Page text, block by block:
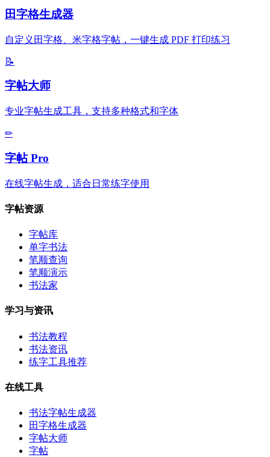
田字格生成器
自定义田字格、米字格字帖，一键生成 PDF 打印练习
📝
字帖大师
专业字帖生成工具，支持多种格式和字体
✏
字帖 Pro
在线字帖生成，适合日常练字使用
字帖资源
字帖库
单字书法
笔顺查询
笔顺演示
书法家
学习与资讯
书法教程
书法资讯
练字工具推荐
在线工具
书法字帖生成器
田字格生成器
字帖大师
字帖